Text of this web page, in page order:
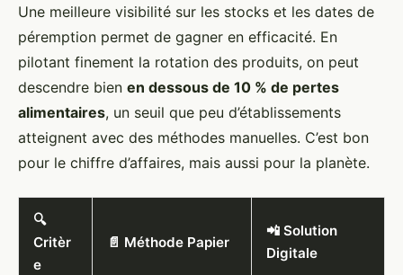
Une meilleure visibilité sur les stocks et les dates de
péremption permet de gagner en efficacité. En
pilotant finement la rotation des produits, on peut
descendre bien en dessous de 10 % de pertes
alimentaires, un seuil que peu d’établissements
atteignent avec des méthodes manuelles. C’est bon
pour le chiffre d’affaires, mais aussi pour la planète.
🔍
Critèr
e
📄 Méthode Papier
📲 Solution
Digitale